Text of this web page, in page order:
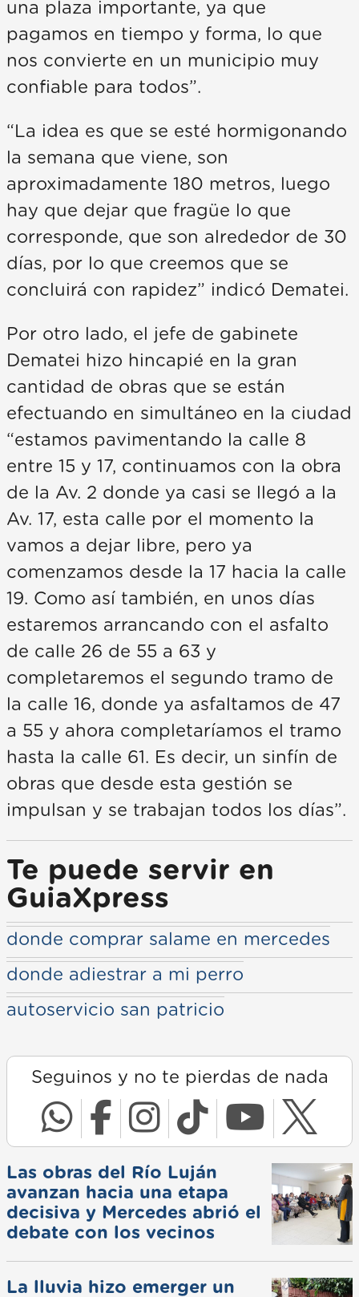
una plaza importante, ya que
pagamos en tiempo y forma, lo que
nos convierte en un municipio muy
confiable para todos”.
“La idea es que se esté hormigonando
la semana que viene, son
aproximadamente 180 metros, luego
hay que dejar que fragüe lo que
corresponde, que son alrededor de 30
días, por lo que creemos que se
concluirá con rapidez” indicó Dematei.
Por otro lado, el jefe de gabinete
Dematei hizo hincapié en la gran
cantidad de obras que se están
efectuando en simultáneo en la ciudad
“estamos pavimentando la calle 8
entre 15 y 17, continuamos con la obra
de la Av. 2 donde ya casi se llegó a la
Av. 17, esta calle por el momento la
vamos a dejar libre, pero ya
comenzamos desde la 17 hacia la calle
19. Como así también, en unos días
estaremos arrancando con el asfalto
de calle 26 de 55 a 63 y
completaremos el segundo tramo de
la calle 16, donde ya asfaltamos de 47
a 55 y ahora completaríamos el tramo
hasta la calle 61. Es decir, un sinfín de
obras que desde esta gestión se
impulsan y se trabajan todos los días”.
Te puede servir en
GuiaXpress
donde comprar salame en mercedes
donde adiestrar a mi perro
autoservicio san patricio
Seguinos y no te pierdas de nada
Las obras del Río Luján
avanzan hacia una etapa
decisiva y Mercedes abrió el
debate con los vecinos
La lluvia hizo emerger un